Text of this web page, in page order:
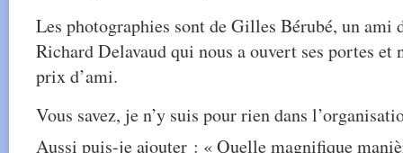
Les photographies sont de Gilles Bérubé, un ami
Richard Delavaud qui nous a ouvert ses portes et
prix d’ami.
Vous savez, je n’y suis pour rien dans
Aussi puis-je ajouter : « Quelle magnifique